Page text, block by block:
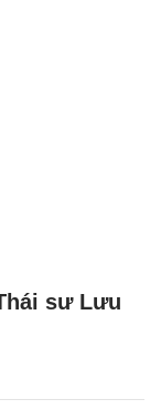
sư Lưu